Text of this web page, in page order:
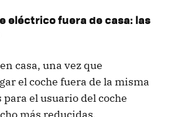
eléctrico fuera de casa: las
casa, una vez que
el coche fuera de la misma
el usuario del coche